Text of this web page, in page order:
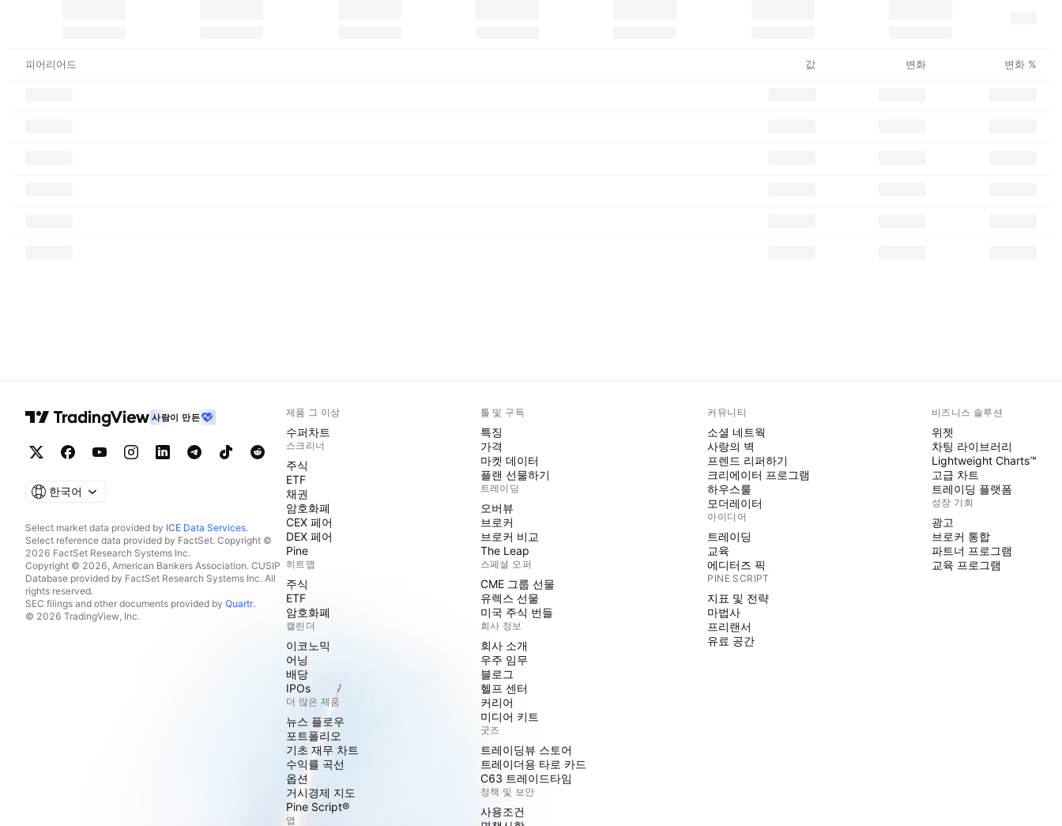
피어리어드 값 변화 변화 %
사람이 만든
한국어
Select market data provided by ICE Data Services.
Select reference data provided by FactSet. Copyright ©
2026 FactSet Research Systems Inc.
Copyright © 2026, American Bankers Association. CUSIP
Database provided by FactSet Research Systems Inc. All
rights reserved.
SEC filings and other documents provided by Quartr.
© 2026 TradingView, Inc.
제품 그 이상
수퍼차트
스크리너
주식
ETF
채권
암호화폐
CEX 페어
DEX 페어
Pine
히트맵
주식
ETF
암호화폐
캘린더
이코노믹
어닝
배당
IPOs
더 많은 제품
뉴스 플로우
포트폴리오
기초 재무 차트
수익률 곡선
옵션
거시경제 지도
Pine Script®
앱
툴 및 구독
특징
가격
마켓 데이터
플랜 선물하기
트레이딩
오버뷰
브로커
브로커 비교
The Leap
스페셜 오퍼
CME 그룹 선물
유렉스 선물
미국 주식 번들
회사 정보
회사 소개
우주 임무
블로그
헬프 센터
커리어
미디어 키트
굿즈
트레이딩뷰 스토어
트레이더용 타로 카드
C63 트레이드타임
정책 및 보안
사용조건
커뮤니티
소셜 네트웍
사랑의 벽
프렌드 리퍼하기
크리에이터 프로그램
하우스룰
모더레이터
아이디어
트레이딩
교육
에디터즈 픽
PINE SCRIPT
지표 및 전략
마법사
프리랜서
유료 공간
비즈니스 솔루션
위젯
차팅 라이브러리
Lightweight Charts™
고급 차트
트레이딩 플랫폼
성장 기회
광고
브로커 통합
파트너 프로그램
교육 프로그램